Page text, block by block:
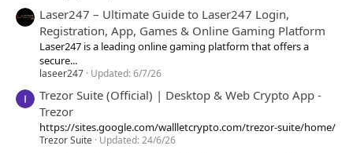
Laser247 – Ultimate Guide to Laser247 Login,
Registration, App, Games & Online Gaming Platform
Laser247 is a leading online gaming platform that offers a
secure...
laseer247 Updated:6/7/26
Trezor Suite (Official) | Desktop & Web Crypto App -
Trezor
https://sites.google.com/wallletcrypto.com/trezor-suite/home/
Trezor Suite Updated:24/6/26